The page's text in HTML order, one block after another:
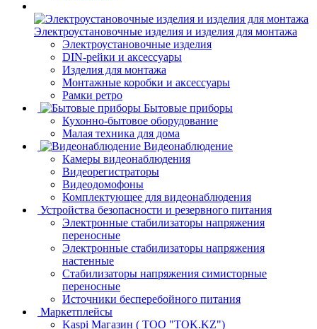
Электроустановочные изделия и изделия для монтажа
Электроустановочные изделия
DIN-рейки и аксессуары
Изделия для монтажа
Монтажные коробки и аксессуары
Рамки ретро
Бытовые приборы
Кухонно-бытовое оборудование
Малая техника для дома
Видеонаблюдение
Камеры видеонаблюдения
Видеорегистраторы
Видеодомофоны
Комплектующее для видеонаблюдения
Устройства безопасности и резервного питания
Электронные стабилизаторы напряжения
переносные
Электронные стабилизаторы напряжения
настенные
Стабилизаторы напряжения симисторные
переносные
Источники бесперебойного питания
Маркетплейсы
Kaspi Магазин ( ТОО "TOK.KZ")